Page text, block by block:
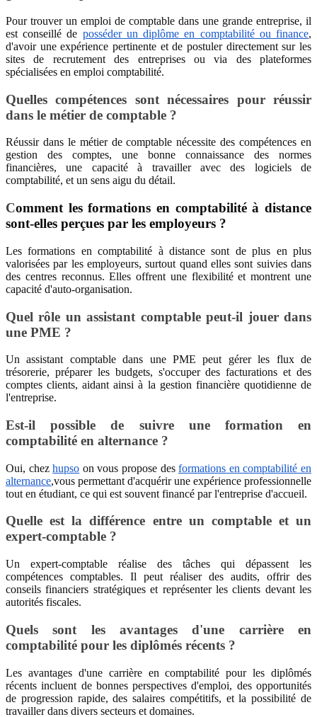
Pour trouver un emploi de comptable dans une grande entreprise, il
est conseillé de posséder un diplôme en comptabilité ou finance,
d'avoir une expérience pertinente et de postuler directement sur les
sites de recrutement des entreprises ou via des plateformes
spécialisées en emploi comptabilité.
Quelles compétences sont nécessaires pour réussir
dans le métier de comptable ?
Réussir dans le métier de comptable nécessite des compétences en
gestion des comptes, une bonne connaissance des normes
financières, une capacité à travailler avec des logiciels de
comptabilité, et un sens aigu du détail.
Comment les formations en comptabilité à distance
sont-elles perçues par les employeurs ?
Les formations en comptabilité à distance sont de plus en plus
valorisées par les employeurs, surtout quand elles sont suivies dans
des centres reconnus. Elles offrent une flexibilité et montrent une
capacité d'auto-organisation.
Quel rôle un assistant comptable peut-il jouer dans
une PME ?
Un assistant comptable dans une PME peut gérer les flux de
trésorerie, préparer les budgets, s'occuper des facturations et des
comptes clients, aidant ainsi à la gestion financière quotidienne de
l'entreprise.
Est-il possible de suivre une formation en
comptabilité en alternance ?
Oui, chezhupso on vous propose desformations en comptabilité en
alternance,vous permettant d'acquérir une expérience professionnelle
tout en étudiant, ce qui est souvent financé par l'entreprise d'accueil.
Quelle est la différence entre un comptable et un
expert-comptable ?
Un expert-comptable réalise des tâches qui dépassent les
compétences comptables. Il peut réaliser des audits, offrir des
conseils financiers stratégiques et représenter les clients devant les
autorités fiscales.
Quels sont les avantages d'une carrière en
comptabilité pour les diplômés récents ?
Les avantages d'une carrière en comptabilité pour les diplômés
récents incluent de bonnes perspectives d'emploi, des opportunités
de progression rapide, des salaires compétitifs, et la possibilité de
travailler dans divers secteurs et domaines.